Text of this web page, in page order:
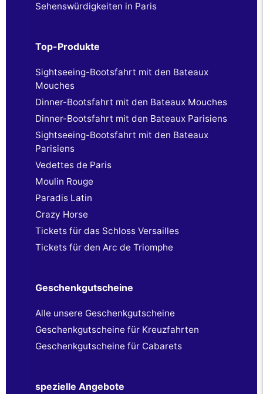
Sehenswürdigkeiten in Paris
Top-Produkte
Sightseeing-Bootsfahrt mit den Bateaux
Mouches
Dinner-Bootsfahrt mit den Bateaux Mouches
Dinner-Bootsfahrt mit den Bateaux Parisiens
Sightseeing-Bootsfahrt mit den Bateaux
Parisiens
Vedettes de Paris
Moulin Rouge
Paradis Latin
Crazy Horse
Tickets für das Schloss Versailles
Tickets für den Arc de Triomphe
Geschenkgutscheine
Alle unsere Geschenkgutscheine
Geschenkgutscheine für Kreuzfahrten
Geschenkgutscheine für Cabarets
spezielle Angebote